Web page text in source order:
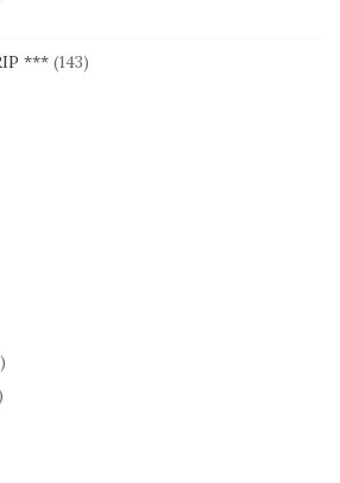
*** (143)